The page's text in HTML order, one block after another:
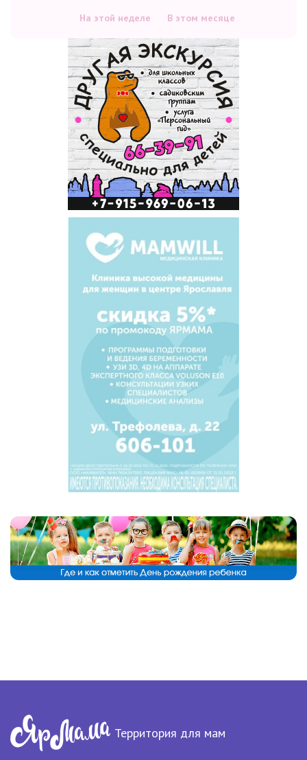
На этой неделе В этом месяце
Территория для мам